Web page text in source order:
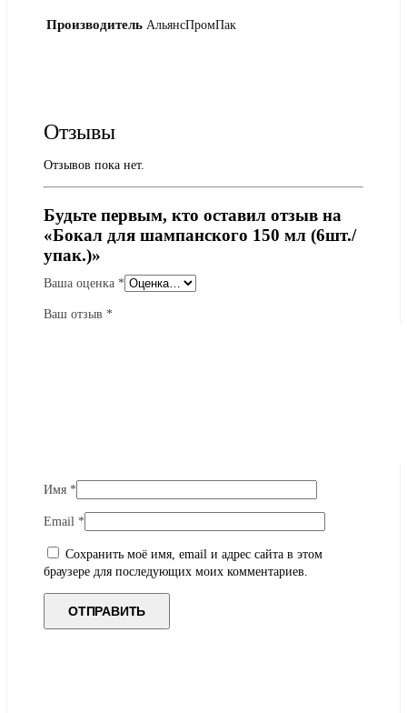
Производитель АльянсПромПак
Отзывы
Отзывов пока нет.
Будьте первым, кто оставил отзыв на
«Бокал для шампанского 150 мл (6шт./
упак.)»
Ваша оценка *
Ваш отзыв *
Имя *
Email *
Сохранить моё имя, email и адрес сайта в этом
браузере для последующих моих комментариев.